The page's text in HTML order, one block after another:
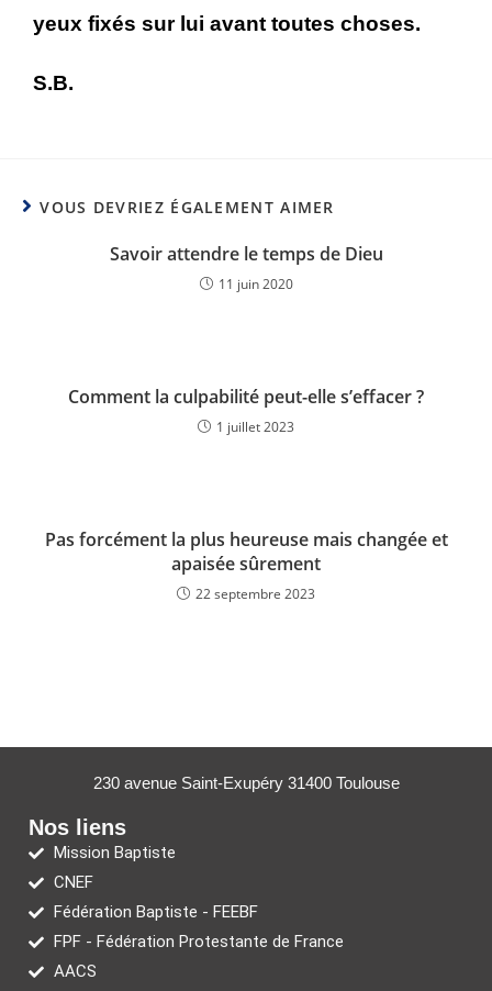
yeux fixés sur lui avant toutes choses.
S.B.
VOUS DEVRIEZ ÉGALEMENT AIMER
Savoir attendre le temps de Dieu
11 juin 2020
Comment la culpabilité peut-elle s’effacer ?
1 juillet 2023
Pas forcément la plus heureuse mais changée et
apaisée sûrement
22 septembre 2023
230 avenue Saint-Exupéry 31400 Toulouse
Nos liens
Mission Baptiste
CNEF
Fédération Baptiste - FEEBF
FPF - Fédération Protestante de France
AACS